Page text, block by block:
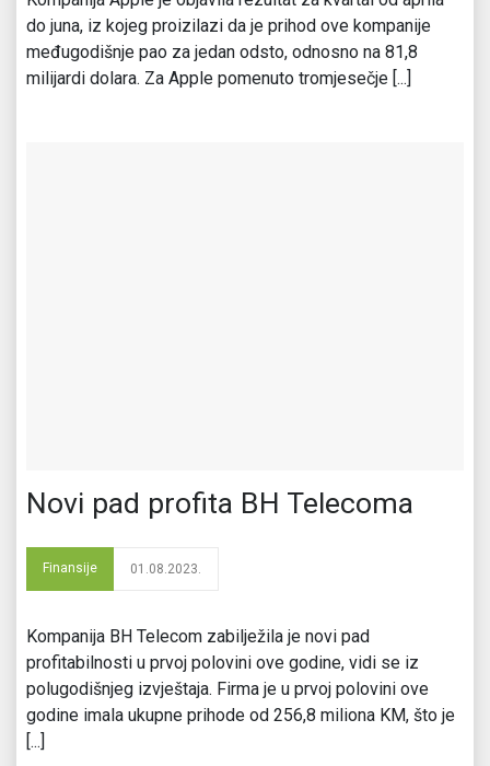
do juna, iz kojeg proizilazi da je prihod ove kompanije
međugodišnje pao za jedan odsto, odnosno na 81,8
milijardi dolara. Za Apple pomenuto tromjesečje [...]
Novi pad profita BH Telecoma
Finansije 01.08.2023.
Kompanija BH Telecom zabilježila je novi pad
profitabilnosti u prvoj polovini ove godine, vidi se iz
polugodišnjeg izvještaja. Firma je u prvoj polovini ove
godine imala ukupne prihode od 256,8 miliona KM, što je
[...]